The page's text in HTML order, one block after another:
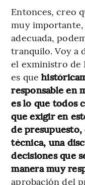
Entonces, creo
muy importante,
adecuada,
tranquilo. Voy a
el exministro de
es que
responsable en
es lo que todos
que exigir en
de presupuesto,
técnica, una
decisiones que
manera muy
aprobación del